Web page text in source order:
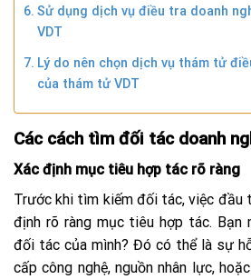
Sử dụng dịch vụ điều tra doanh
VDT
Lý do nên chọn dịch vụ thám tử
của thám tử VDT
Các cách tìm đối tác doanh
Xác định mục tiêu hợp tác rõ ràng
Trước khi tìm kiếm đối tác, việc đầu
định rõ ràng mục tiêu hợp tác. Bạn
đối tác của mình? Đó có thể là sự
cấp công nghệ, nguồn nhân lực,